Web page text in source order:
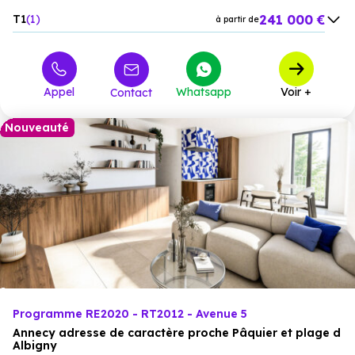
T1 1 à partir de241 000 €
à partir de 347 000 €
à partir de 424 000 €
Appel Contact Whatsapp Voir +
Nouveauté
Programme RE2020 - RT2012 - Avenue 5
Annecy adresse de caractère proche Pâquier et plage d
Albigny